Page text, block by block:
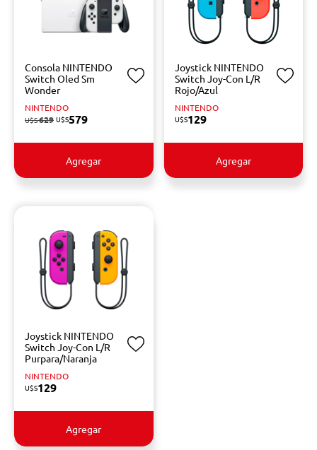
Consola NINTENDO
Switch Oled Sm
Wonder
NINTENDO
U$S629 U$S579
Agregar
Joystick NINTENDO
Switch Joy-Con L/R
Rojo/Azul
NINTENDO
U$S129
Agregar
Joystick NINTENDO
Switch Joy-Con L/R
Purpara/Naranja
NINTENDO
U$S129
Agregar